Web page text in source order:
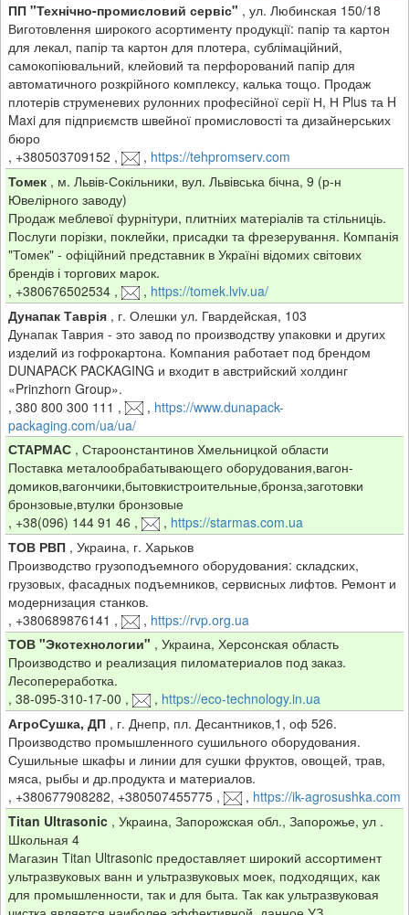
ПП "Технічно-промисловий сервіс" , ул. Любинская 150/18
Виготовлення широкого асортименту продукції: папір та картон
для лекал, папір та картон для плотера, сублімаційний,
самокопіювальний, клейовий та перфорований папір для
автоматичного розкрійного комплексу, калька тощо. Продаж
плотерів струменевих рулонних професійної серії Н, Н Plus та H
Maxi для підприємств швейної промисловості та дизайнерських
бюро
, +380503709152 , , https://tehpromserv.com
Томек, м. Львів-Сокільники, вул. Львівська бічна, 9 (р-н
Ювелірного заводу)
Продаж меблевої фурнітури, плитніих матеріалів та стільниціь.
Послуги порізки, поклейки, присадки та фрезерування. Компанія
"Томек" - офіційний представник в Україні відомих світових
брендів і торгових марок.
, +380676502534, , https://tomek.lviv.ua/
Дунапак Таврія, г. Олешки ул. Гвардейская, 103
Дунапак Таврия - это завод по производству упаковки и других
изделий из гофрокартона. Компания работает под брендом
DUNAPACK PACKAGING и входит в австрийский холдинг
«Prinzhorn Group».
, 380 800 300 111 , , https://www.dunapack-
packaging.com/ua/ua/
СТАРМАС, Староонстантинов Хмельницкой области
Поставка металообрабатывающего оборудования,вагон-
домиков,вагончики,бытовкистроительные,бронза,заготовки
бронзовые,втулки бронзовые
, +38(096) 144 91 46 , , https://starmas.com.ua
ТОВ РВП, Украина, г. Харьков
Производство грузоподъемного оборудования: складских,
грузовых, фасадных подъемников, сервисных лифтов. Ремонт и
модернизация станков.
, +380689876141 , , https://rvp.org.ua
ТОВ "Экотехнологии" , Украина, Херсонская область
Производство и реализация пиломатериалов под заказ.
Лесопереработка.
, 38-095-310-17-00 , , https://eco-technology.in.ua
АгроСушка, ДП, г. Днепр, пл. Десантников,1, оф 526.
Производство промышленного сушильного оборудования.
Сушильные шкафы и линии для сушки фруктов, овощей, трав,
мяса, рыбы и др.продукта и материалов.
, +380677908282, +380507455775, , https://ik-agrosushka.com
Titan Ultrasonic, Украина, Запорожская обл., Запорожье, ул .
Школьная 4
Магазин Titan Ultrasonic предоставляет широкий ассортимент
ультразвуковых ванн и ультразвуковых моек, подходящих, как
для промышленности, так и для быта. Так как ультразвуковая